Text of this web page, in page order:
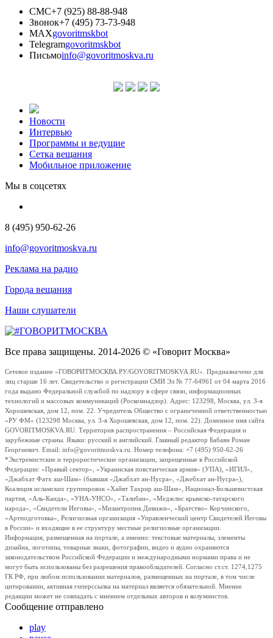
СМС+7 (925) 88-88-948
Звонок+7 (495) 73-73-948
MAXgovoritmskbot
Telegramgovoritmskbot
Письмоinfo@govoritmoskva.ru
Новости
Интервью
Программы и ведущие
Сетка вещания
Мобильное приложение
Мы в соцсетях
8 (495) 950-62-26
info@govoritmoskva.ru
Реклама на радио
Города вещания
Наши слушатели
Все права защищены. 2014-2026 © «Говорит Москва»
Сетевое издание «ГОВОРИТМОСКВА.РУ/GOVORITMOSKVA.RU». Предназначено для
лиц старше 16 лет. Свидетельство о регистрации СМИ Эл № 77-64961 от 04 марта 2016
года выдано Федеральной службой по надзору в сфере связи, информационных
технологий и массовых коммуникаций (Роскомнадзор). Адрес: 123298, Москва, ул. 3-я
Хорошевская, дом 12, пом. 22. Учредитель Общество с ограниченной ответственностью
«РУ ФМ» (123298 Москва, ул. 3-я Хорошевская, дом 12, пом. 22). Доменное имя сайта
GOVORITMOSKVA.RU. Территория распространения – Российская Федерация и
зарубежные страны. Языки: русский и английский. Главный редактор Бабаян Роман
Георгиевич. Email: info@govoritmoskva.ru. Номер телефона: +7 (495) 950-62-26
*Экстремистские и террористические организации, запрещенные в Российской
Федерации: «Правый сектор», «Украинская повстанческая армия» (УПА), «ИГИЛ»,
«Джабхат Фатх аш-Шам» (бывшая «Джабхат ан-Нусра», «Джебхат ан-Нусра»),
Коалиция исламских группировок «Хайят Тахрир аш-Шам», Национал-Большевистская
партия, «Аль-Каида», «УНА-УНСО», «Талибан», «Меджлис крымско-татарского
народа», «Свидетели Иеговы», «Мизантропик Дивижн», «Братство» Корчинского,
«Артподготовка», Религиозная организация «Управленческий центр Свидетелей Иеговы
в России» и входящие в ее структуру местные религиозные организации.
Информация, размещенная на портале, а именно: текстовые материалы, элементы
дизайна, логотипы, товарные знаки, фотографии, видео и аудио охраняются
законодательством Российской Федерации и международными нормами права и не
могут быть использованы без разрешения правообладателей. Согласно ст.ст. 1274,1275
ГК РФ, при любом использовании материалов, размещенных на портале, в том числе
цитировании, активная гиперссылка на материал является обязательной. Мнение
редакции может не совпадать с мнением отдельных авторов и колумнистов.
Сообщение отправлено
play